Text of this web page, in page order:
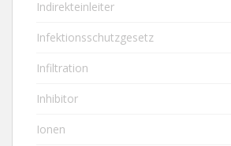
Indirekteinleiter
Infektionsschutzgesetz
Infiltration
Inhibitor
Ionen